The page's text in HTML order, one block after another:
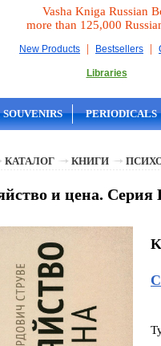
Vasha Kniga Russian
more than 125,000
New Products | Bestsellers |
Libraries
PERIODICALS
КАТАЛОГ КНИГИ
и цена.